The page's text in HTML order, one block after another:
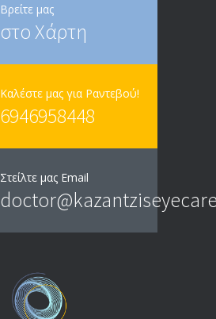
Βρείτε μας
στο Χάρτη
Καλέστε μας για Ραντεβού!
6946958448
Στείλτε μας Email